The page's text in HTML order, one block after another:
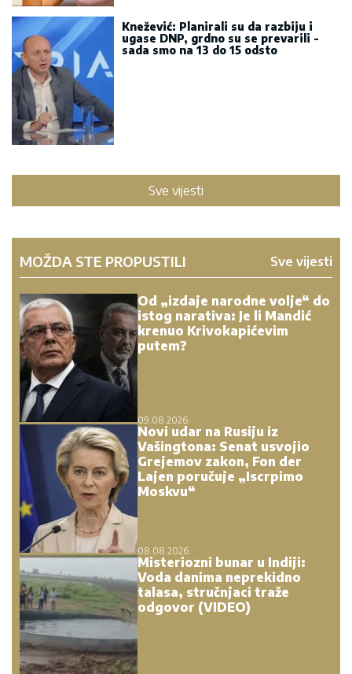
Knežević: Planirali su da razbiju i
ugase DNP, grdno su se prevarili -
sada smo na 13 do 15 odsto
Sve vijesti
MOŽDA STE PROPUSTILI Sve vijesti
Od „izdaje narodne volje“ do
istog narativa: Je li Mandić
krenuo Krivokapićevim
putem?
09.08.2026.
Novi udar na Rusiju iz
Vašingtona: Senat usvojio
Grejemov zakon, Fon der
Lajen poručuje „Iscrpimo
Moskvu“
08.08.2026.
Misteriozni bunar u Indiji:
Voda danima neprekidno
talasa, stručnjaci traže
odgovor (VIDEO)